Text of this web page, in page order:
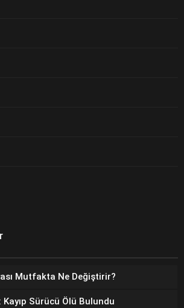
Mutfakta Ne Değiştirir?
Kayıp Sürücü Ölü Bulundu